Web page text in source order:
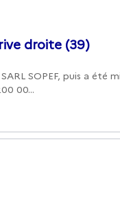
droite (39)
SOPEF, puis a été
00...